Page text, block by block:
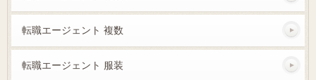
転職エージェント 複数
転職エージェント 服装